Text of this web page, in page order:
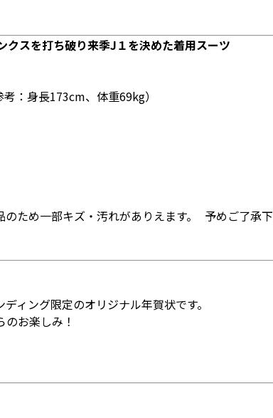
クスを打ち破り来季J１を決めた着用スーツ
：身長173cm、体重69kg）
ため一部キズ・汚れがありえます。 予めご了承下
ィング限定のオリジナル年賀状です。
お楽しみ！